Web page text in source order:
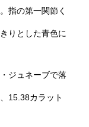
指の第一関節く
りとした青色に
ジュネーブで落
15.38カラット